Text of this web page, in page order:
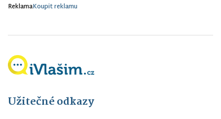
ReklamaKoupit reklamu
Užitečné odkazy